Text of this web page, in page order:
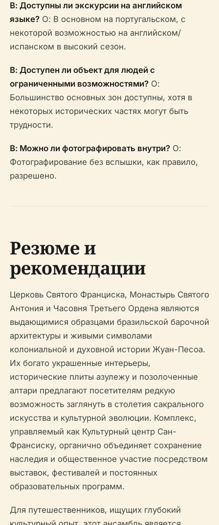
В: Доступны ли экскурсии на английском
языке? О: В основном на португальском, с
некоторой возможностью на английском/
испанском в высокий сезон.
В: Доступен ли объект для людей с
ограниченными возможностями? О:
Большинство основных зон доступны, хотя в
некоторых исторических частях могут быть
трудности.
В: Можно ли фотографировать внутри? О:
Фотографирование без вспышки, как правило,
разрешено.
Резюме и
рекомендации
Церковь Святого Франциска, Монастырь Святого
Антония и Часовня Третьего Ордена являются
выдающимися образцами бразильской барочной
архитектуры и живыми символами
колониальной и духовной истории Жуан-Песоа.
Их богато украшенные интерьеры,
исторические плиты азулежу и позолоченные
алтари предлагают посетителям редкую
возможность заглянуть в столетия сакрального
искусства и культурной эволюции. Комплекс,
управляемый как Культурный центр Сан-
Франсиску, органично объединяет сохранение
наследия и общественное участие посредством
выставок, фестивалей и постоянных
образовательных программ.
Для путешественников, ищущих глубокий